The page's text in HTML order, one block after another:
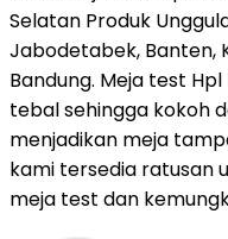
Selatan Produk
Jabodetabek, Banten,
Bandung. Meja test
tebal sehingga kokoh
menjadikan meja
kami tersedia ratusan
meja test dan